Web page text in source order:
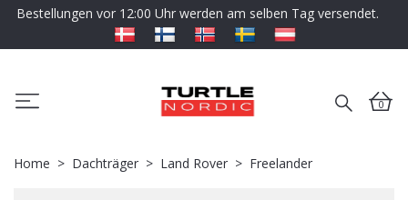
Bestellungen vor 12:00 Uhr werden am selben Tag versendet.
0
Home Dachträger Land Rover Freelander